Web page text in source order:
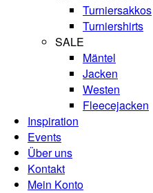
Turniersakkos
Turniershirts
SALE
Mäntel
Jacken
Westen
Fleecejacken
Inspiration
Events
Über uns
Kontakt
Mein Konto